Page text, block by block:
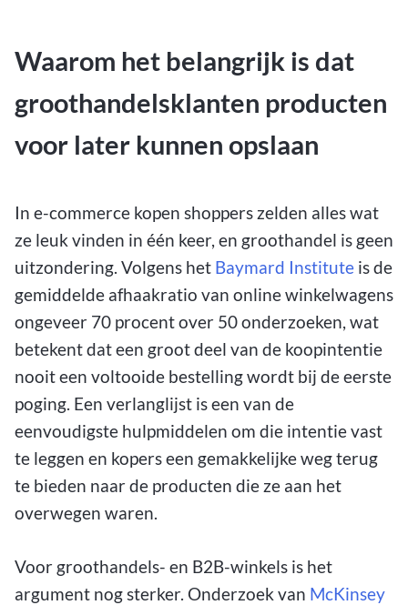
Waarom het belangrijk is dat
groothandelsklanten producten
voor later kunnen opslaan
In e-commerce kopen shoppers zelden alles wat
ze leuk vinden in één keer, en groothandel is geen
uitzondering. Volgens het Baymard Institute is de
gemiddelde afhaakratio van online winkelwagens
ongeveer 70 procent over 50 onderzoeken, wat
betekent dat een groot deel van de koopintentie
nooit een voltooide bestelling wordt bij de eerste
poging. Een verlanglijst is een van de
eenvoudigste hulpmiddelen om die intentie vast
te leggen en kopers een gemakkelijke weg terug
te bieden naar de producten die ze aan het
overwegen waren.
Voor groothandels- en B2B-winkels is het
argument nog sterker. Onderzoek van McKinsey